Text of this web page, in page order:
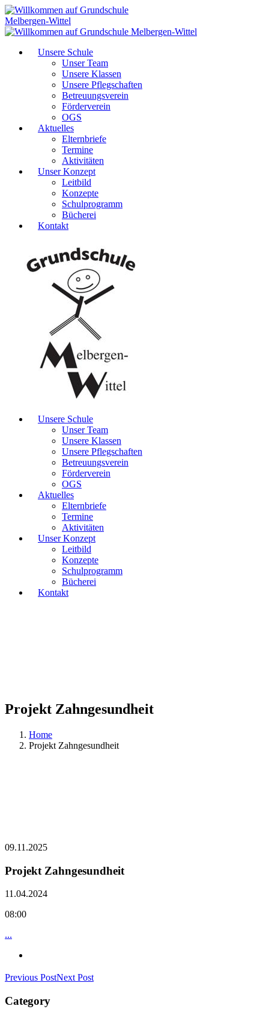
Unsere Schule
Unser Team
Unsere Klassen
Unsere Pflegschaften
Betreuungsverein
Förderverein
OGS
Aktuelles
Elternbriefe
Termine
Aktivitäten
Unser Konzept
Leitbild
Konzepte
Schulprogramm
Bücherei
Kontakt
Unsere Schule
Unser Team
Unsere Klassen
Unsere Pflegschaften
Betreuungsverein
Förderverein
OGS
Aktuelles
Elternbriefe
Termine
Aktivitäten
Unser Konzept
Leitbild
Konzepte
Schulprogramm
Bücherei
Kontakt
Projekt Zahngesundheit
Home
Projekt Zahngesundheit
09.11.2025
Projekt Zahngesundheit
11.04.2024
08:00
...
Previous PostNext Post
Category